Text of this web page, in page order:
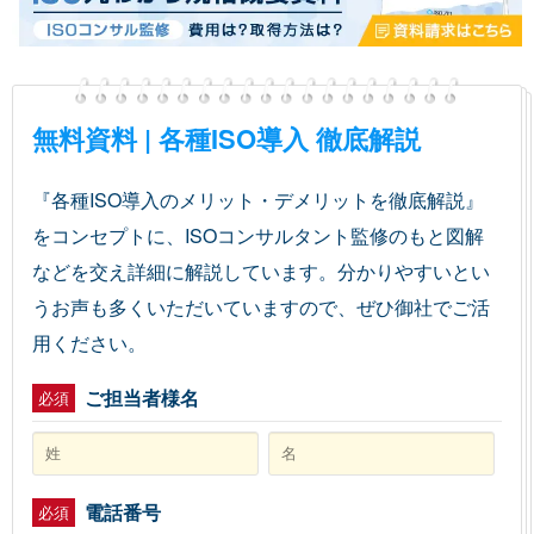
無料資料 | 各種ISO導入 徹底解説
『各種ISO導入のメリット・デメリットを徹底解説』
をコンセプトに、ISOコンサルタント監修のもと図解
などを交え詳細に解説しています。分かりやすいとい
うお声も多くいただいていますので、ぜひ御社でご活
用ください。
必須 ご担当者様名
必須 電話番号